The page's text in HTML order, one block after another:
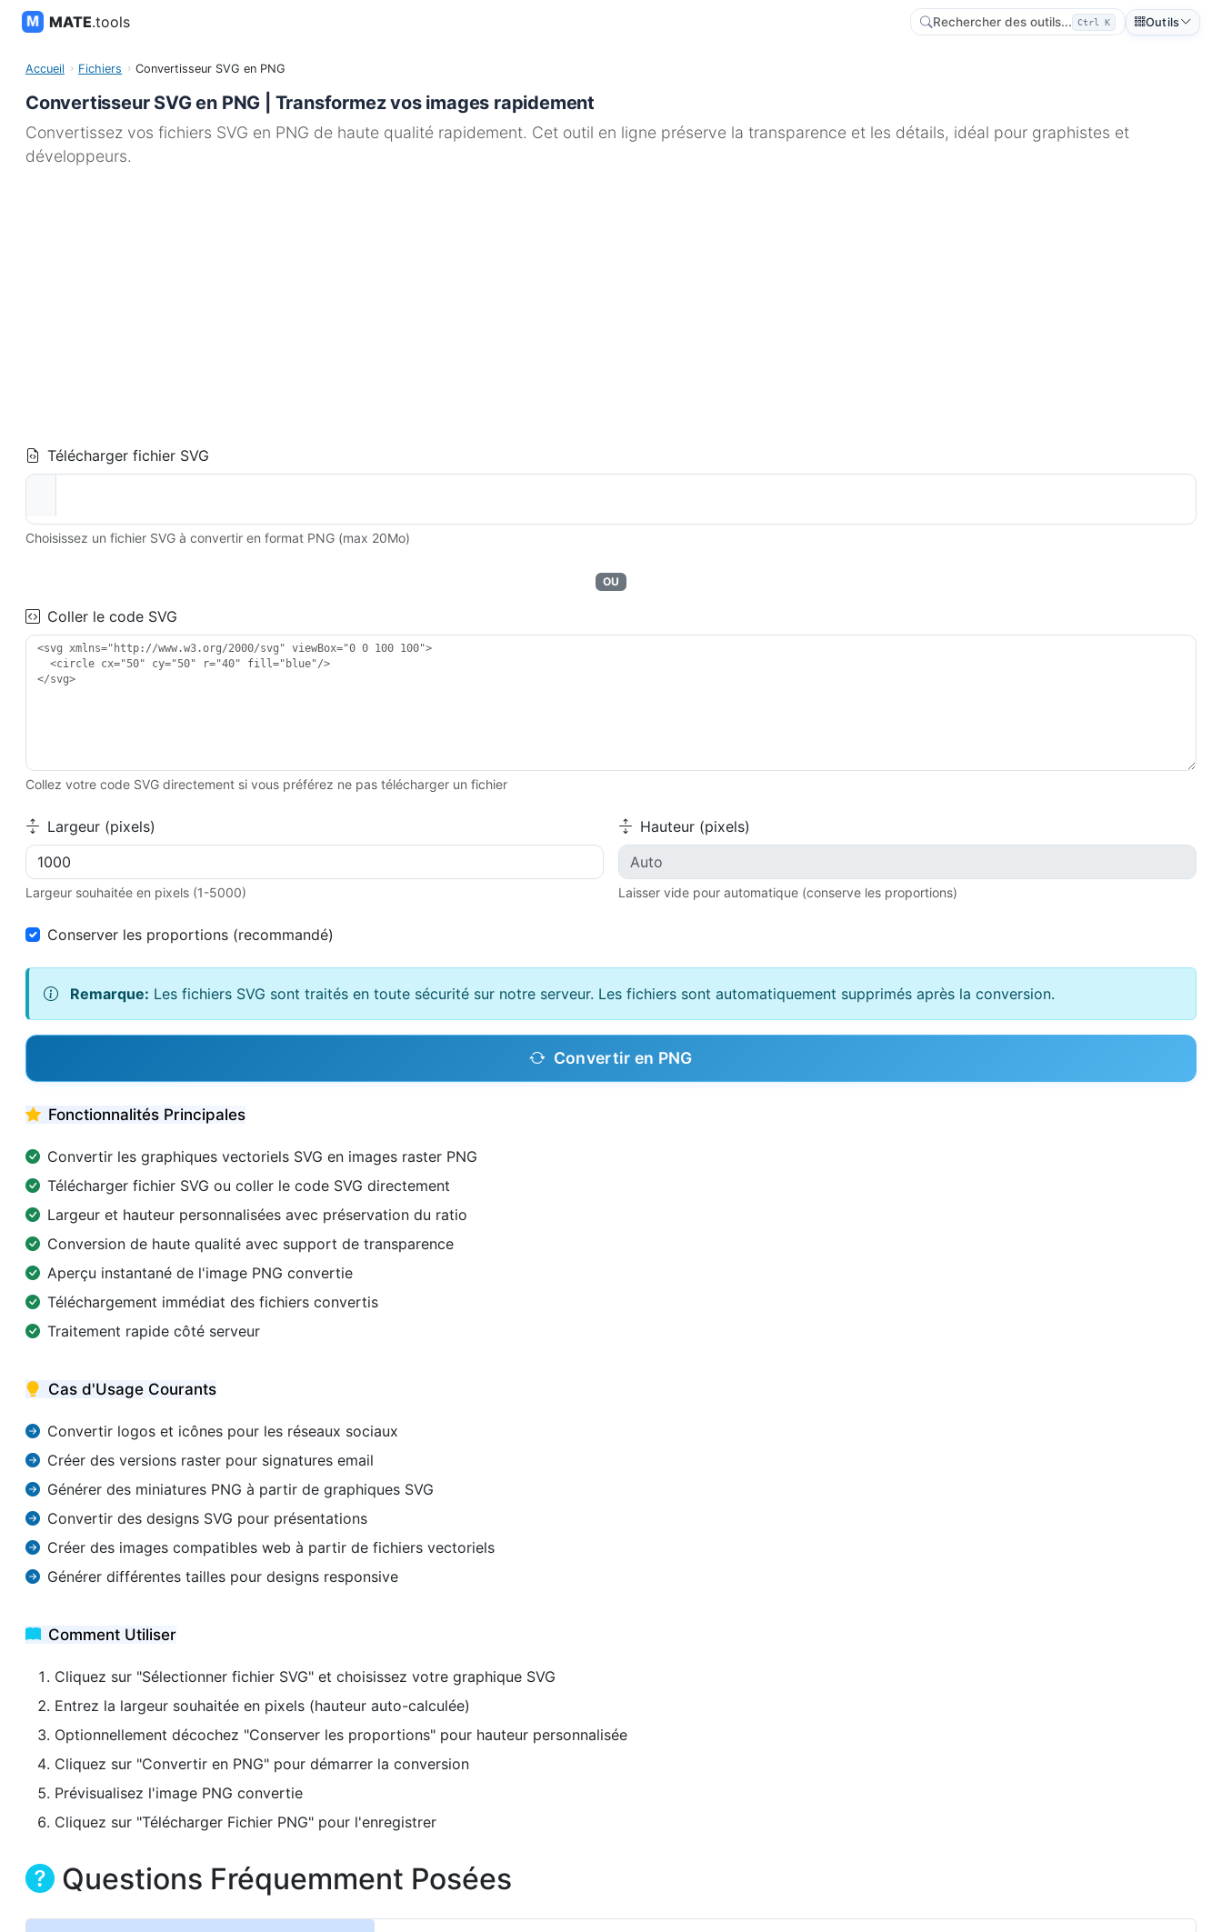
MATE.tools Rechercher des outils... Ctrl K Outils
Accueil Fichiers Convertisseur SVG en PNG
Convertisseur SVG en PNG | Transformez vos images rapidement
Convertissez vos fichiers SVG en PNG de haute qualité rapidement. Cet outil en ligne préserve la transparence et les détails, idéal pour graphistes et
développeurs.
Télécharger fichier SVG
Choisissez un fichier SVG à convertir en format PNG (max 20Mo)
OU
Coller le code SVG
Collez votre code SVG directement si vous préférez ne pas télécharger un fichier
Largeur (pixels)
Largeur souhaitée en pixels (1-5000)
Hauteur (pixels)
Laisser vide pour automatique (conserve les proportions)
Conserver les proportions (recommandé)
Remarque: Les fichiers SVG sont traités en toute sécurité sur notre serveur. Les fichiers sont automatiquement supprimés après la conversion.
Convertir en PNG
Fonctionnalités Principales
Convertir les graphiques vectoriels SVG en images raster PNG
Télécharger fichier SVG ou coller le code SVG directement
Largeur et hauteur personnalisées avec préservation du ratio
Conversion de haute qualité avec support de transparence
Aperçu instantané de l'image PNG convertie
Téléchargement immédiat des fichiers convertis
Traitement rapide côté serveur
Cas d'Usage Courants
Convertir logos et icônes pour les réseaux sociaux
Créer des versions raster pour signatures email
Générer des miniatures PNG à partir de graphiques SVG
Convertir des designs SVG pour présentations
Créer des images compatibles web à partir de fichiers vectoriels
Générer différentes tailles pour designs responsive
Comment Utiliser
Cliquez sur "Sélectionner fichier SVG" et choisissez votre graphique SVG
Entrez la largeur souhaitée en pixels (hauteur auto-calculée)
Optionnellement décochez "Conserver les proportions" pour hauteur personnalisée
Cliquez sur "Convertir en PNG" pour démarrer la conversion
Prévisualisez l'image PNG convertie
Cliquez sur "Télécharger Fichier PNG" pour l'enregistrer
Questions Fréquemment Posées